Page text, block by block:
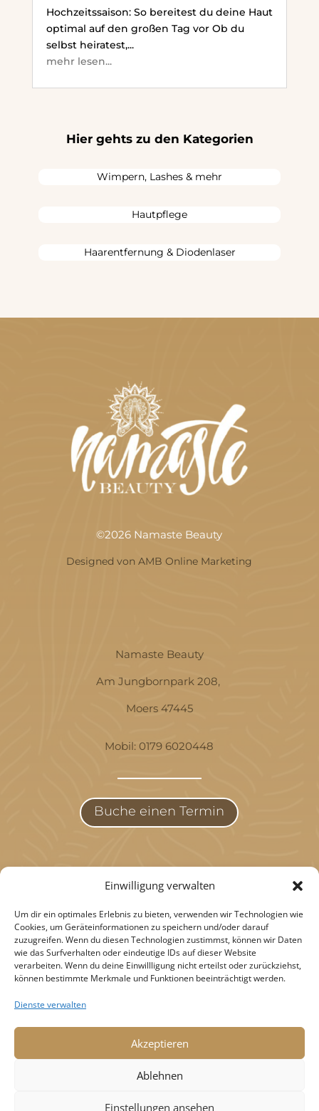
Einwilligung verwalten
Um dir ein optimales Erlebnis zu bieten, verwenden wir Technologien wie
Cookies, um Geräteinformationen zu speichern und/oder darauf
zuzugreifen. Wenn du diesen Technologien zustimmst, können wir Daten
wie das Surfverhalten oder eindeutige IDs auf dieser Website
verarbeiten. Wenn du deine Einwillligung nicht erteilst oder zurückziehst,
können bestimmte Merkmale und Funktionen beeinträchtigt werden.
Dienste verwalten
Akzeptieren
Ablehnen
Einstellungen ansehen
Hochzeitssaison: So bereitest du deine Haut
optimal auf den großen Tag vor Ob du
selbst heiratest,...
mehr lesen...
Hier gehts zu den Kategorien
Wimpern, Lashes & mehr
Hautpflege
Haarentfernung & Diodenlaser
©2026 Namaste Beauty
Designed von AMB Online Marketing
Namaste Beauty
Am Jungbornpark 208,
Moers 47445
Mobil:0179 6020448
Buche einen Termin
HOME
SCHULUNGEN
DAUERHAFTE HAARENTFERNUNG
GESICHTSBEHANDLUNGEN
BLOG
KONTAKT
IMPRESSUM